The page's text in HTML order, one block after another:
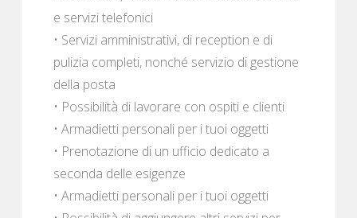
e servizi telefonici
• Servizi amministrativi, di reception e di
pulizia completi, nonché servizio di gestione
della posta
• Possibilità di lavorare con ospiti e clienti
• Armadietti personali per i tuoi oggetti
• Prenotazione di un ufficio dedicato a
seconda delle esigenze
• Armadietti personali per i tuoi oggetti